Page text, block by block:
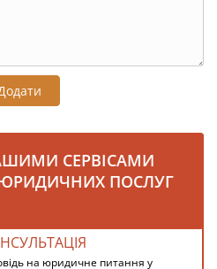
СЕРВІСАМИ
ПОСЛУГ
на юридичне питання у